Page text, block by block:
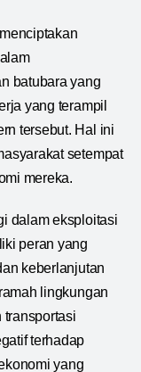
batubara yang
yang terampil
tersebut. Hal ini
setempat
mereka.
dalam eksploitasi
peran yang
keberlanjutan
lingkungan
terhadap
yang